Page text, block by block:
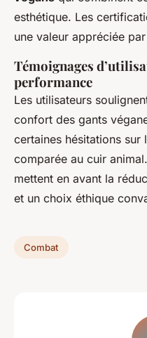
esthétique. Les
une valeur appréciée
Témoignages
performance
Les utilisateurs
confort des gants
certaines hésitations sur
comparée au cuir
mettent en avant la
et un choix éthique
Combat